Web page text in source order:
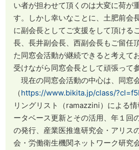
い者が担わせて頂くのは大変に荷が
す。しかし幸いなことに、土肥前会
に副会長としてご支援をして頂ける
長、長井副会長、西副会長もご留任
た同窓会活動が継続できると考えて
受けながら同窓会長として頑張って
現在の同窓会活動の中心は、同窓
（https://www.bikita.jp/class/
リングリスト（ramazzini）による
ータベース更新とその活用、年１回
の発行、産業医推進研究会・アリス
会・労働衛生機関ネットワーク研究